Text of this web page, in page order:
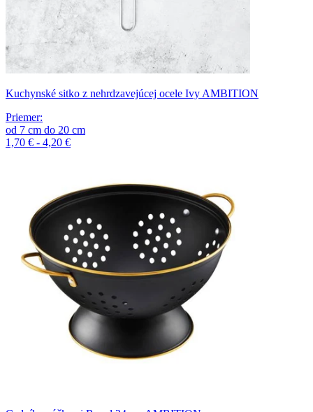
Kuchynské sitko z nehrdzavejúcej ocele Ivy AMBITION
Priemer:
od 7 cm do 20 cm
1,70 € - 4,20 €